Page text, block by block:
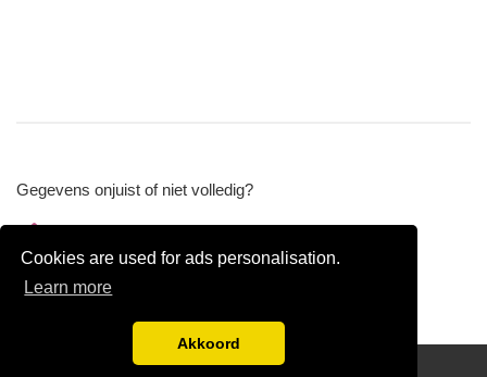
Cookies are used for ads personalisation.
Learn more
Akkoord
Gegevens onjuist of niet volledig?